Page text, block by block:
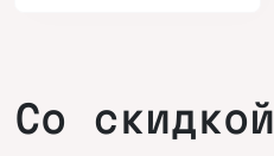
Со скидкой